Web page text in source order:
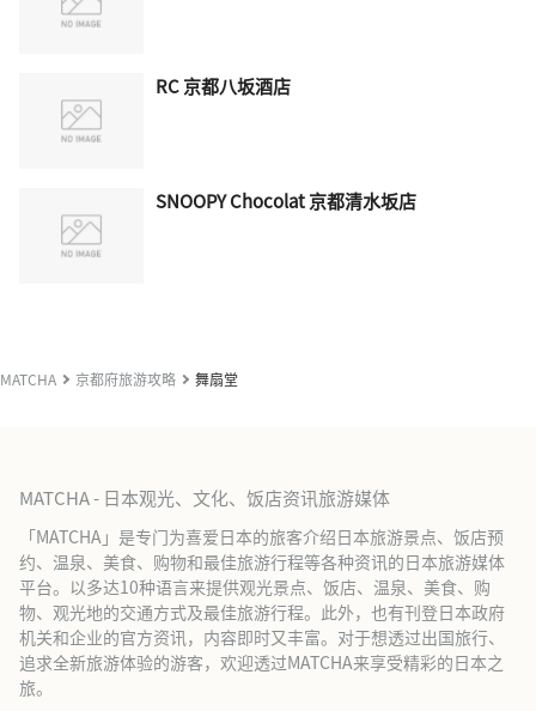
RC 京都八坂酒店
SNOOPY Chocolat 京都清水坂店
MATCHA 京都府旅游攻略 舞扇堂
MATCHA - 日本观光、文化、饭店资讯旅游媒体
「MATCHA」是专门为喜爱日本的旅客介绍日本旅游景点、饭店预
约、温泉、美食、购物和最佳旅游行程等各种资讯的日本旅游媒体
平台。以多达10种语言来提供观光景点、饭店、温泉、美食、购
物、观光地的交通方式及最佳旅游行程。此外，也有刊登日本政府
机关和企业的官方资讯，内容即时又丰富。对于想透过出国旅行、
追求全新旅游体验的游客，欢迎透过MATCHA来享受精彩的日本之
旅。